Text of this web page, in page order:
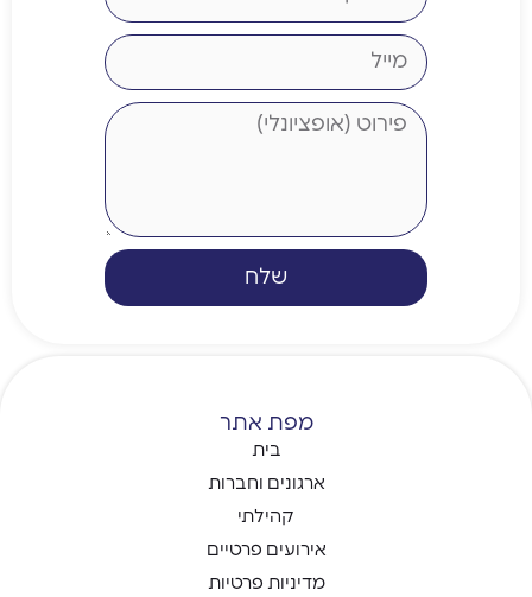
שלח
מפת אתר
בית
ארגונים וחברות
קהילתי
אירועים פרטיים
מדיניות פרטיות